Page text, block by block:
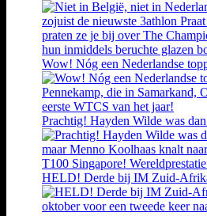
Wow! Nóg een Nederlandse
Prachtig! Hayden Wilde was
HELD! Derde bij IM Zuid-